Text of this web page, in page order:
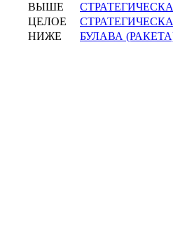
ВЫШЕ
ЦЕЛОЕ
НИЖЕ
БУЛАВА